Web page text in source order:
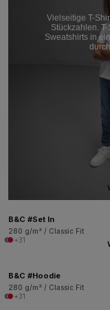
Vielseitige T-
Stückzahlen.
Sweatshirts in
B&C #Set In
280 g/m² / Classic Fit
+31
B&C #Hoodie
280 g/m² / Classic Fit
+31